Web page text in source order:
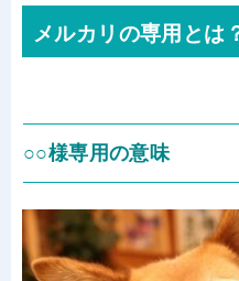
メルカリの専用とは
○○様専用の意味